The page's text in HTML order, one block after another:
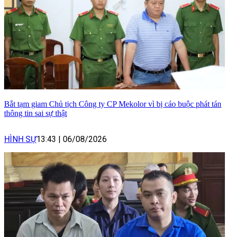
Bắt tạm giam Chủ tịch Công ty CP Mekolor vì bị cáo buộc phát tán
thông tin sai sự thật
HÌNH SỰ13:43 | 06/08/2026